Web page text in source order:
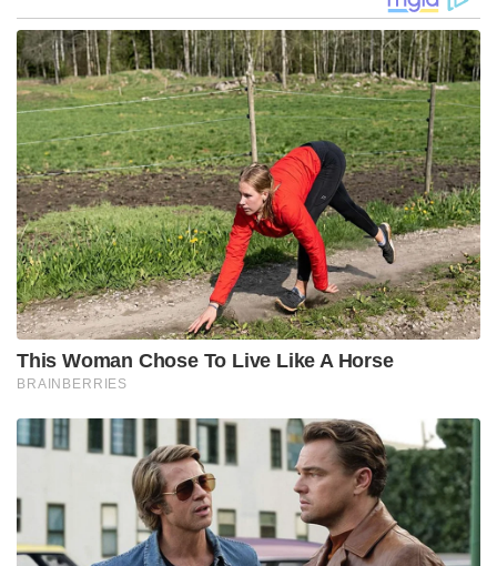
This Woman Chose To Live Like A Horse
BRAINBERRIES